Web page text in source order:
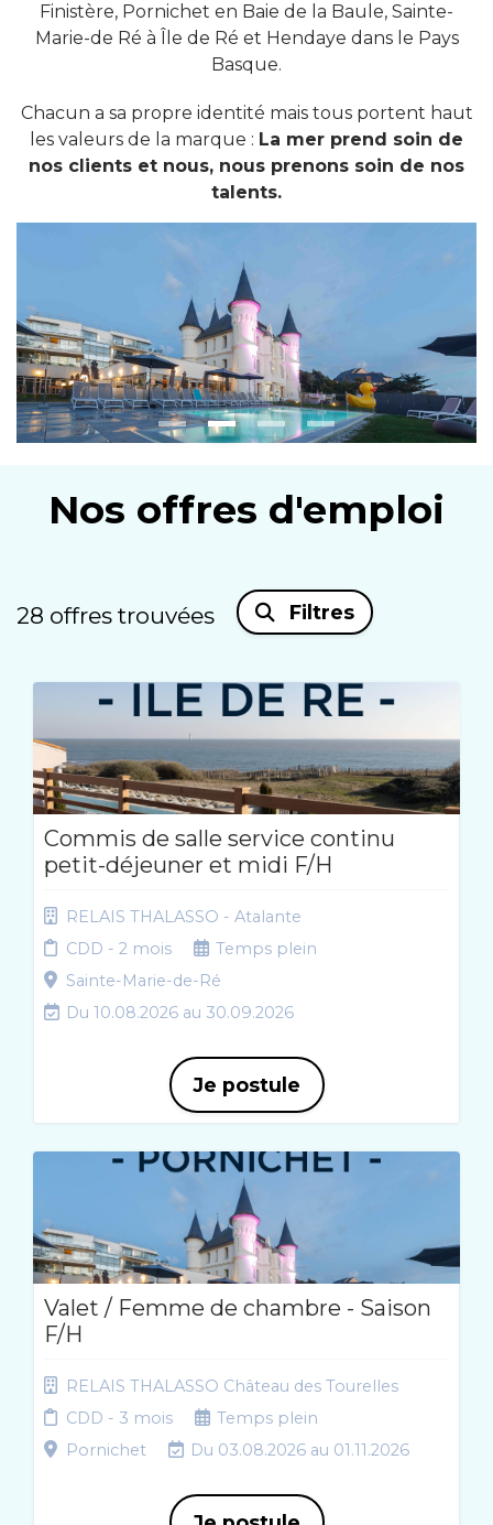
Finistère, Pornichet en Baie de la Baule, Sainte-
Marie-de Ré à Île de Ré et Hendaye dans le Pays
Basque.
Chacun a sa propre identité mais tous portent haut
les valeurs de la marque : La mer prend soin de
nos clients et nous, nous prenons soin de nos
talents.
Nos offres d'emploi
28 offres trouvées Filtres
Commis de salle service continu
petit-déjeuner et midi F/H
RELAIS THALASSO - Atalante
CDD - 2 mois
Temps plein
Sainte-Marie-de-Ré
Du 10.08.2026 au 30.09.2026
Je postule
Valet / Femme de chambre - Saison
F/H
RELAIS THALASSO Château des Tourelles
CDD - 3 mois
Temps plein
Pornichet
Du 03.08.2026 au 01.11.2026